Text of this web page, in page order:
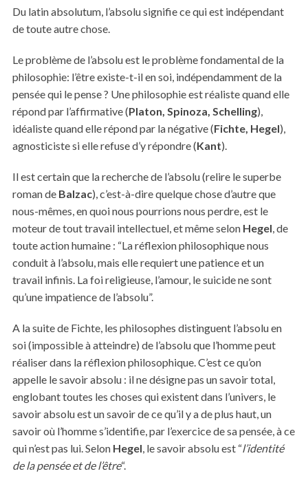
Du latin absolutum, l’absolu signifie ce qui est indépendant
de toute autre chose.
Le problème de l’absolu est le problème fondamental de la
philosophie: l’être existe-t-il en soi, indépendamment de la
pensée qui le pense ? Une philosophie est réaliste quand elle
répond par l’affirmative (Platon, Spinoza, Schelling),
idéaliste quand elle répond par la négative (Fichte, Hegel),
agnosticiste si elle refuse d’y répondre (Kant).
Il est certain que la recherche de l’absolu (relire le superbe
roman de Balzac), c’est-à-dire quelque chose d’autre que
nous-mêmes, en quoi nous pourrions nous perdre, est le
moteur de tout travail intellectuel, et même selon Hegel , de
toute action humaine : “La réflexion philosophique nous
conduit à l’absolu, mais elle requiert une patience et un
travail infinis. La foi religieuse, l’amour, le suicide ne sont
qu’une impatience de l’absolu”.
A la suite de Fichte, les philosophes distinguent l’absolu en
soi (impossible à atteindre) de l’absolu que l’homme peut
réaliser dans la réflexion philosophique. C’est ce qu’on
appelle le savoir absolu : il ne désigne pas un savoir total,
englobant toutes les choses qui existent dans l’univers, le
savoir absolu est un savoir de ce qu’il y a de plus haut, un
savoir où l’homme s’identifie, par l’exercice de sa pensée, à ce
qui n’est pas lui. Selon Hegel , le savoir absolu est “l’identité
de la pensée et de l’être“.